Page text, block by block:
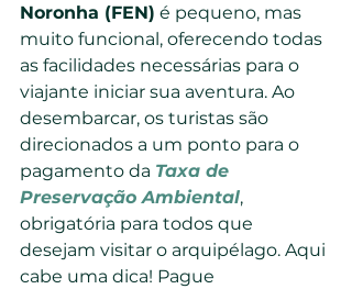
Noronha (FEN) é pequeno, mas
muito funcional, oferecendo todas
as facilidades necessárias para o
viajante iniciar sua aventura. Ao
desembarcar, os turistas são
direcionados a um ponto para o
pagamento da Taxa de
Preservação Ambiental,
obrigatória para todos que
desejam visitar o arquipélago. Aqui
cabe uma dica! Pague